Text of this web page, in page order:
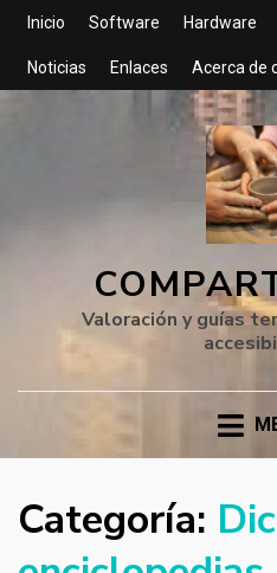
Inicio Software Hardware
Noticias Enlaces Acerca de
Valoración y guías
Categoría: